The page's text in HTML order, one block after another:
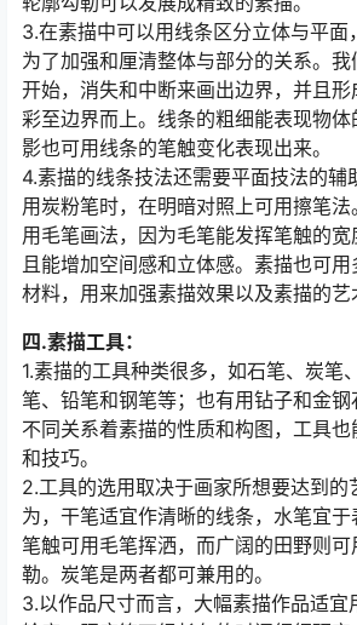
3.在素描中可以用线条区分立体与平面
为了加强和厘清整体与部分的关系。
开始，消失和中断来画出边界，并且
彩至边界而上。线条的粗细能表现物
影也可用线条的笔触变化表现出来。
4.素描的线条技法还需要平面技法的辅
用炭粉笔时，在明暗对照上可用擦笔
用毛笔画法，因为毛笔能发挥笔触的
且能增加空间感和立体感。素描也可
材料，用来加强素描效果以及素描的艺
四.素描工具：
1.素描的工具种类很多，如石笔、炭笔
笔、铅笔和钢笔等；也有用钻子和金
不同关系着素描的性质和构图，工具
和技巧。
2.工具的选用取决于画家所想要达到的
为，干笔适宜作清晰的线条，水笔宜
笔触可用毛笔挥洒，而广阔的田野则
勒。炭笔是两者都可兼用的。
3.以作品尺寸而言，大幅素描作品适宜